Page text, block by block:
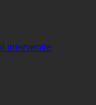
interventie